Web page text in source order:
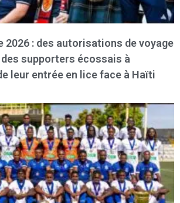
2026 : des autorisations de voyage
supporters écossais à
leur entrée en lice face à Haïti